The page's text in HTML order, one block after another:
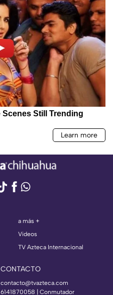
a más +
Videos
TV Azteca Internacional
CONTACTO
contacto@tvazteca.com
6141870058 | Conmutador